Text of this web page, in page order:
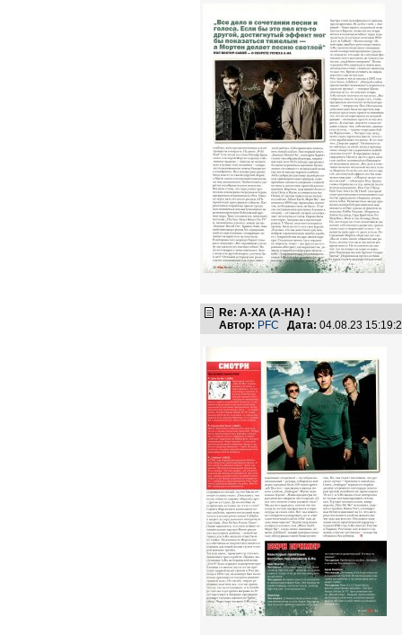
Re: А-ХА (A-HA) !
Автор: PFC Дата: 04.08.23